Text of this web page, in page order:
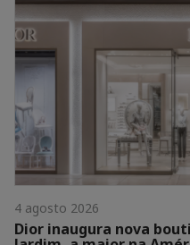
4 agosto 2026
Dior inaugura nova